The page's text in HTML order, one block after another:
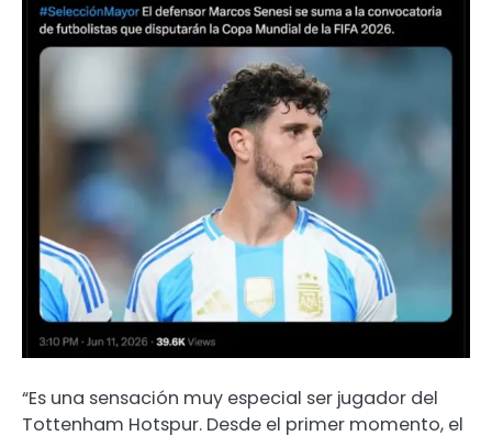
“Es una sensación muy especial ser jugador del
Tottenham Hotspur. Desde el primer momento, el